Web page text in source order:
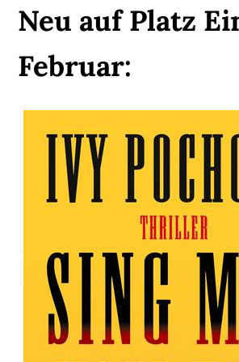
Neu auf Platz
Februar: